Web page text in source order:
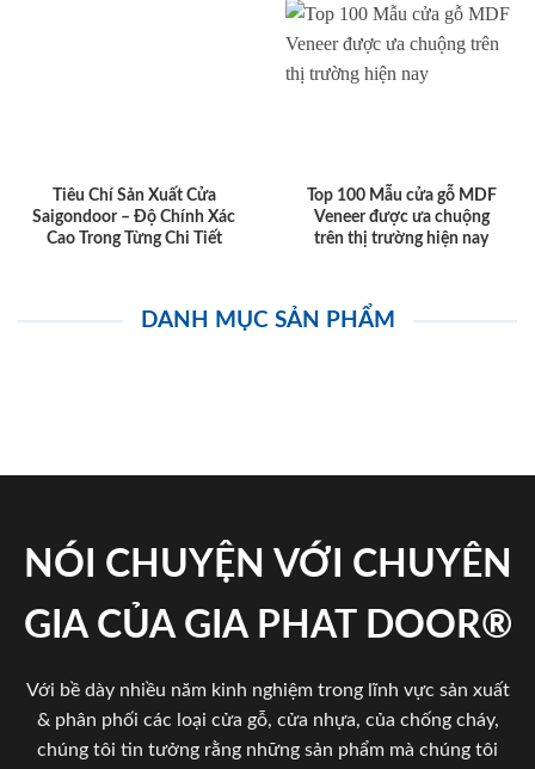
Tiêu Chí Sản Xuất Cửa
Saigondoor – Độ Chính Xác
Cao Trong Từng Chi Tiết
Top 100 Mẫu cửa gỗ MDF
Veneer được ưa chuộng
trên thị trường hiện nay
DANH MỤC SẢN PHẨM
NÓI CHUYỆN VỚI CHUYÊN
GIA CỦA GIA PHAT DOOR®
Với bề dày nhiều năm kinh nghiệm trong lĩnh vực sản xuất
& phân phối các loại cửa gỗ, cửa nhựa, của chống cháy,
chúng tôi tin tưởng rằng những sản phẩm mà chúng tôi